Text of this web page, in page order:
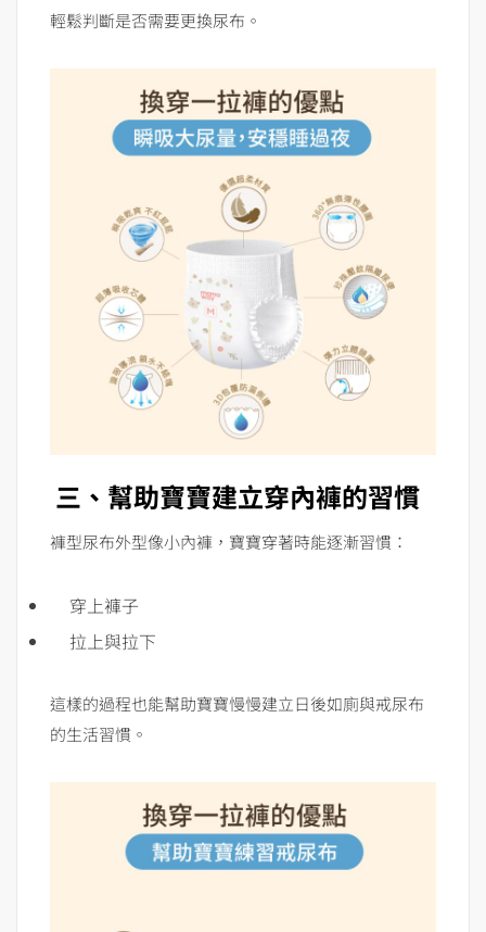
輕鬆判斷是否需要更換尿布。
三、幫助寶寶建立穿內褲的習慣
褲型尿布外型像小內褲，寶寶穿著時能逐漸習慣：
穿上褲子
拉上與拉下
這樣的過程也能幫助寶寶慢慢建立日後如廁與戒尿布
的生活習慣。